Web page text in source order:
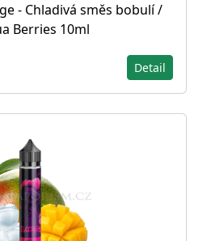
- Chladivá směs bobulí /
Berries 10ml
Detail